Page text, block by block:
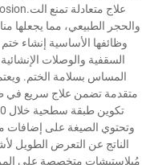
والحجر الطبيعي، مما
وظائفها الأساسية إنشاء
السقفية والوصلات
المساس بسلامة الختم.
متقدمة تضمن علاج سريع في
وتحتوي الصيغة على إضافات
الناتج عن التعرض الطويل